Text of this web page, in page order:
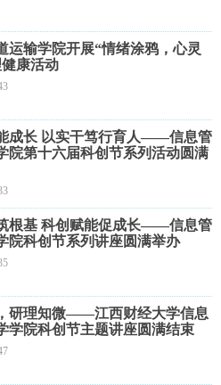
运输学院开展“情绪涂鸦，心灵
康活动
成长 以实干笃行育人——信息管
院第十六届科创节系列活动圆满
根基 科创赋能促成长——信息管
院科创节系列讲座圆满举办
研理知微——江西财经大学信息
学院科创节主题讲座圆满结束